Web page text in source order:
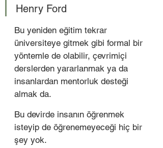
Henry Ford
Bu yeniden eğitim tekrar
üniversiteye gitmek gibi formal bir
yöntemle de olabilir, çevrimiçi
derslerden yararlanmak ya da
insanlardan mentorluk desteği
almak da.
Bu devirde insanın öğrenmek
isteyip de öğrenemeyeceği hiç bir
şey yok.